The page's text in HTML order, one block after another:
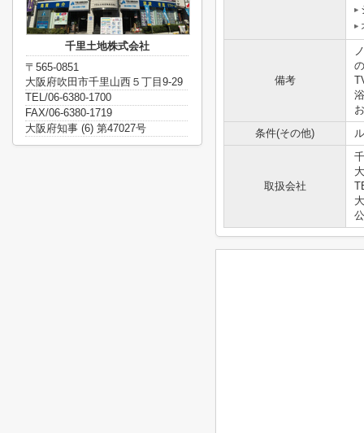
備考
条件(その他)
取扱会社
千里土地株式会社
〒565-0851
大阪府吹田市千里山西５丁目9-29
TEL/06-6380-1700
FAX/06-6380-1719
大阪府知事 (6) 第47027号